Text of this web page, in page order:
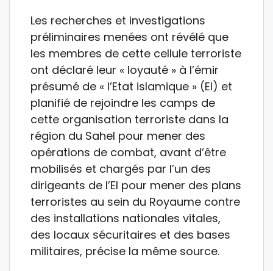
Les recherches et investigations
préliminaires menées ont révélé que
les membres de cette cellule terroriste
ont déclaré leur « loyauté » à l’émir
présumé de « l’Etat islamique » (EI) et
planifié de rejoindre les camps de
cette organisation terroriste dans la
région du Sahel pour mener des
opérations de combat, avant d’être
mobilisés et chargés par l’un des
dirigeants de l’EI pour mener des plans
terroristes au sein du Royaume contre
des installations nationales vitales,
des locaux sécuritaires et des bases
militaires, précise la même source.